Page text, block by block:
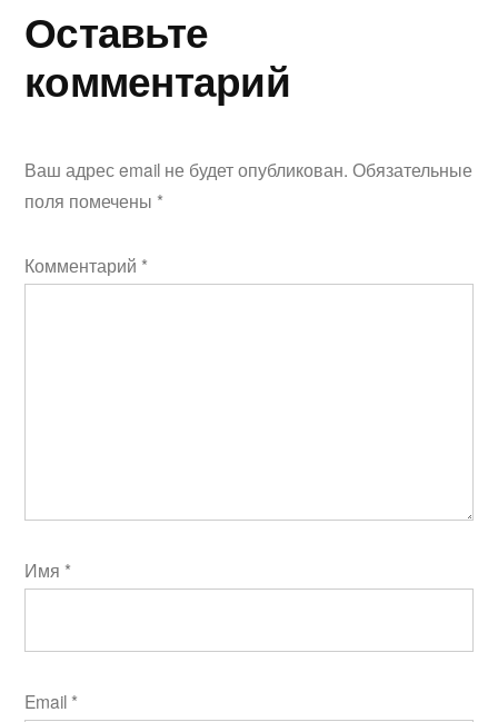
Оставьте
комментарий
Ваш адрес email не будет опубликован. Обязательные
поля помечены *
Комментарий *
Имя *
Email *